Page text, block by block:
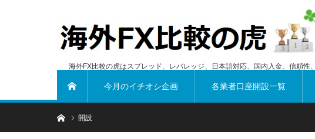
海外FX比較の虎はスプレッド、レバレッジ、日本語対応、国内入金、信頼
今月のイチオシ企画 各業者口座開設一覧
ホーム開設